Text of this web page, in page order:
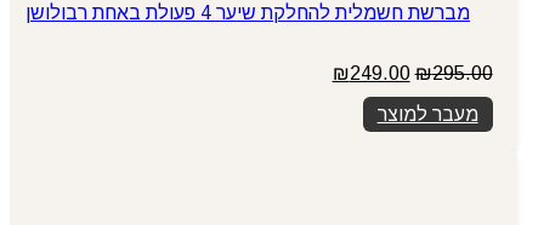
מברשת חשמלית להחלקת שיער 4 פעולת באחת רבולושן
₪295.00
המחיר
המקורי
היה:
₪295.00.
₪249.00
מעבר למוצר